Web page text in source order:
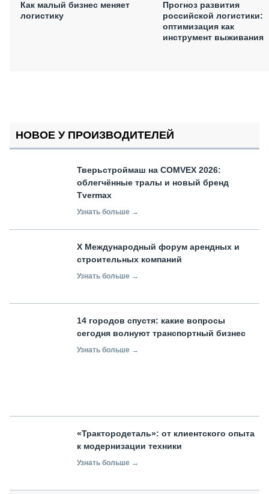
Как малый бизнес меняет
логистику
Прогноз развития
российской логистики:
оптимизация как
инструмент выживания
НОВОЕ У ПРОИЗВОДИТЕЛЕЙ
Тверьстроймаш на COMVEX 2026:
облегчённые тралы и новый бренд
Tvermax
Узнать больше →
X Международный форум арендных и
строительных компаний
Узнать больше →
14 городов спустя: какие вопросы
сегодня волнуют транспортный бизнес
Узнать больше →
«Трактородеталь»: от клиентского опыта
к модернизации техники
Узнать больше →